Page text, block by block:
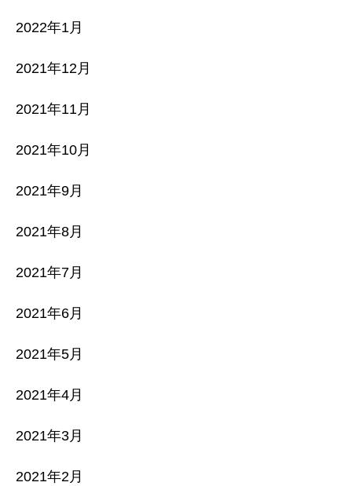
2022年1月
2021年12月
2021年11月
2021年10月
2021年9月
2021年8月
2021年7月
2021年6月
2021年5月
2021年4月
2021年3月
2021年2月